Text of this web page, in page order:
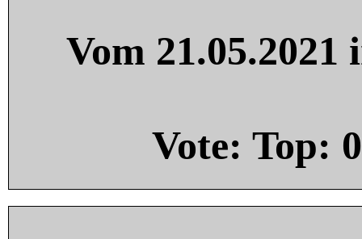
Vom
Vote: Top: 0